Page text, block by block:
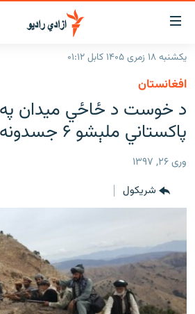
د
لاسرسۍ
وړ
لېنکونه
متن
ته
ورتلل
اصلي
ورتلل
لټون
پاڼې
ته
مراجعه
افغانستان
نړۍ
خبرونه
افغانستان
د خپرونو جدول
مرکې
اونیزې خپرونې
ورزش
د کډوالۍ بحران
'کووېډ-۱۹'
یکشنبه ۱۸ زمری ۱۴۰۵ کابل ۰۱:۱۲
افغانستان
د خوست د ځاځي میدان
پاکستاني ملېشو ۶ جسدونه پاتې شوي
وری ۲۶, ۱۳۹۷
شريکول